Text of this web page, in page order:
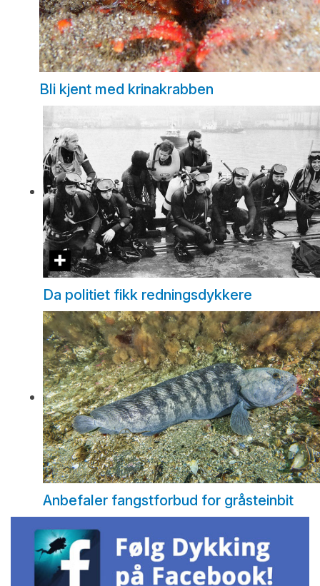
Bli kjent med krinakrabben
Da politiet fikk redningsdykkere
Anbefaler fangstforbud for gråsteinbit